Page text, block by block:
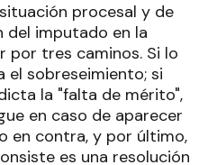
procesal y de
del imputado en la
por tres caminos. Si lo
sobreseimiento; si
la "falta de mérito",
en caso de aparecer
en contra, y por último,
es una resolución